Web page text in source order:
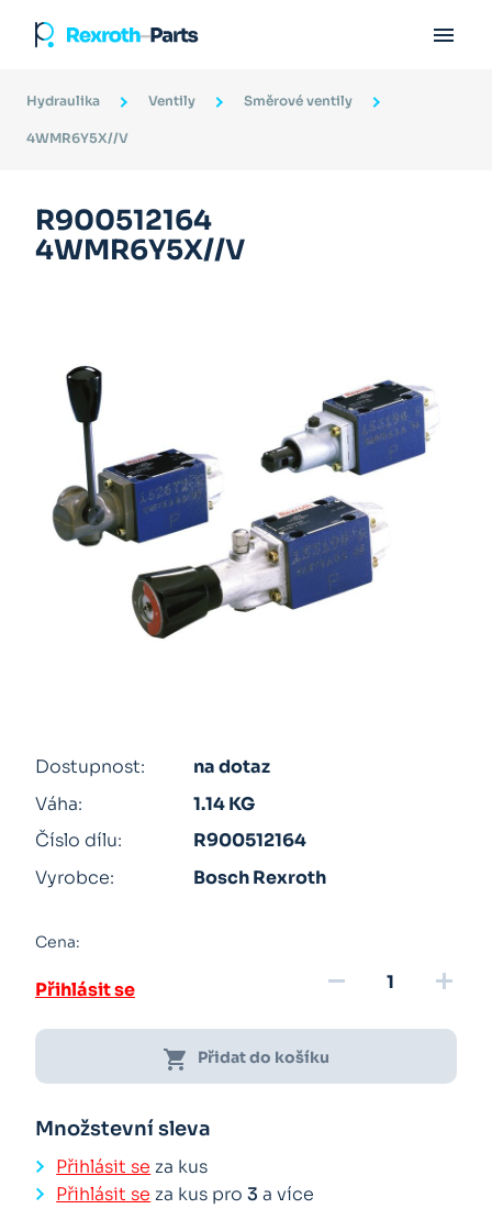

Hydraulika Ventily Směrové ventily
4WMR6Y5X//V
R900512164
4WMR6Y5X//V
Dostupnost:
na dotaz
Váha:
1.14 KG
Číslo dílu:
R900512164
Vyrobce:
Bosch Rexroth
Cena:
Přihlásit se remove add
shopping_cart Přidat do košíku
Množstevní sleva
Přihlásit se za kus
Přihlásit se za kus pro3 a více